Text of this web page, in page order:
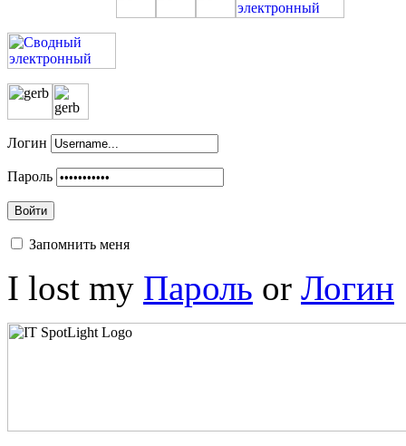
Логин
Пароль
Войти
Запомнить меня
I lost my Пароль or Логин
центре
Кобринской
центральной
районной
библиотеки
рамках
проекта
«Библиотека
границ».
С
поздравительным